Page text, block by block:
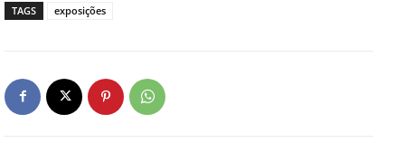
TAGS exposições